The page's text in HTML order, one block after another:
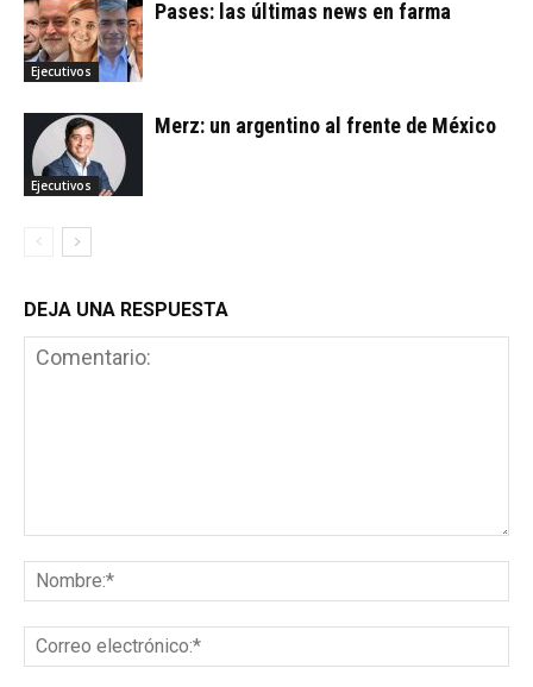
Ejecutivos
Pases: las últimas news en farma
Ejecutivos
Merz: un argentino al frente de México
DEJA UNA RESPUESTA